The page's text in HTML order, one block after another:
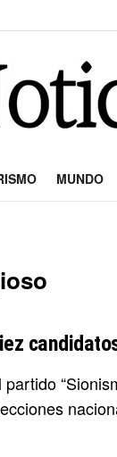
MUNDO
partido